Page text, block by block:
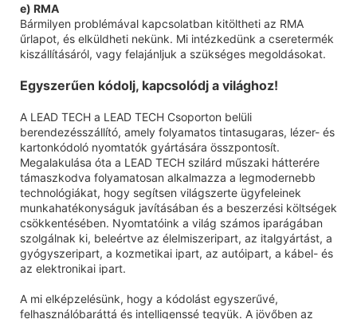
e) RMA
Bármilyen problémával kapcsolatban kitöltheti az RMA
űrlapot, és elküldheti nekünk. Mi intézkedünk a cseretermék
kiszállításáról, vagy felajánljuk a szükséges megoldásokat.
Egyszerűen kódolj, kapcsolódj a világhoz!
A LEAD TECH a LEAD TECH Csoporton belüli
berendezésszállító, amely folyamatos tintasugaras, lézer- és
kartonkódoló nyomtatók gyártására összpontosít.
Megalakulása óta a LEAD TECH szilárd műszaki hátterére
támaszkodva folyamatosan alkalmazza a legmodernebb
technológiákat, hogy segítsen világszerte ügyfeleinek
munkahatékonyságuk javításában és a beszerzési költségek
csökkentésében. Nyomtatóink a világ számos iparágában
szolgálnak ki, beleértve az élelmiszeripart, az italgyártást, a
gyógyszeripart, a kozmetikai ipart, az autóipart, a kábel- és
az elektronikai ipart.
A mi elképzelésünk, hogy a kódolást egyszerűvé,
felhasználóbaráttá és intelligenssé tegyük. A jövőben az